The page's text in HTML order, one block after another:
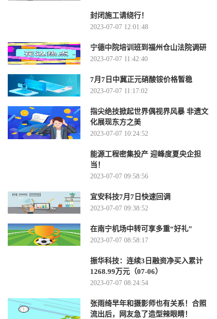
封闭施工请绕行！
2023-07-07 12:01:48
宁德中院培训班到福州仓山法院调研
2023-07-07 11:42:40
7月7日中冀正元硝酸铵价格暂稳
2023-07-07 11:17:02
指尖绝技掀起世界偶视界风暴 非遗文
化展现东方之美
2023-07-07 10:24:52
能源工程密集投产 迎峰度夏央企担
当！
2023-07-07 09:58:56
宜安科技7月7日快速回调
2023-07-07 09:38:52
在南宁机场中转可享多重“好礼”
2023-07-07 08:58:17
振华科技：连续3日融资净买入累计
1268.99万元（07-06）
2023-07-07 08:24:54
张雨绮早年和摄影师也有关系！合照
流出后，网友急了造型辣眼睛！